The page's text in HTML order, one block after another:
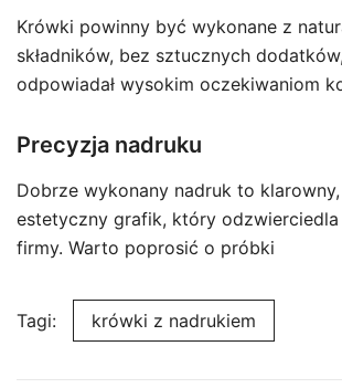
Krówki powinny być wykonane z
składników, bez sztucznych
odpowiadał wysokim oczekiwaniom
Precyzja nadruku
Dobrze wykonany nadruk to klarowny,
estetyczny grafik, który
firmy. Warto poprosić o próbki
Tagi: krówki z nadrukiem